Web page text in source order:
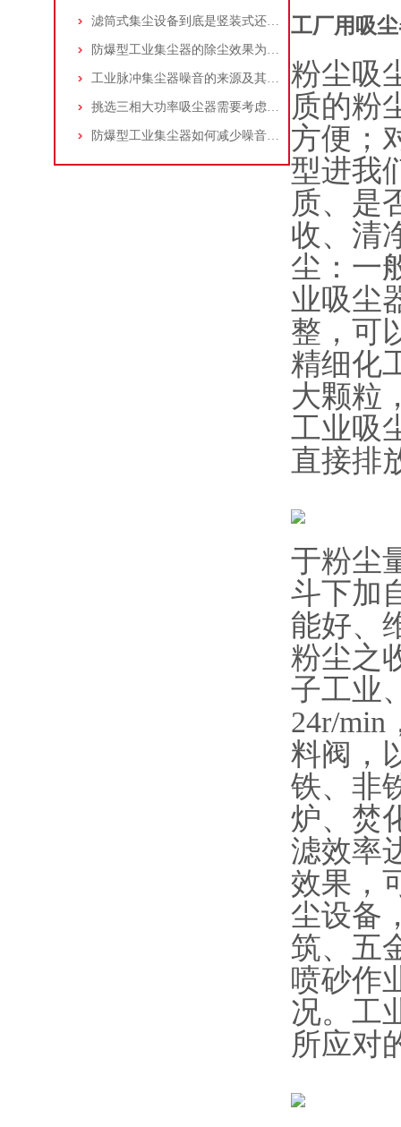
滤筒式集尘设备到底是竖装式还是横装式？
防爆型工业集尘器的除尘效果为何不佳？
工业脉冲集尘器噪音的来源及其控制策略
挑选三相大功率吸尘器需要考虑哪些问题？
防爆型工业集尘器如何减少噪音?三个方法轻松解决
工厂用吸
粉尘吸
质的粉
方便；
型进我
质、是
收、清
尘：一
业吸尘
整，可
精细化
大颗粒
工业吸
直接排
于粉尘
斗下加
能好、
粉尘之
子工业
24r/min
料阀，
铁、非
炉、焚
滤效率
效果，
尘设备
筑、五
喷砂作
况。工
所应对